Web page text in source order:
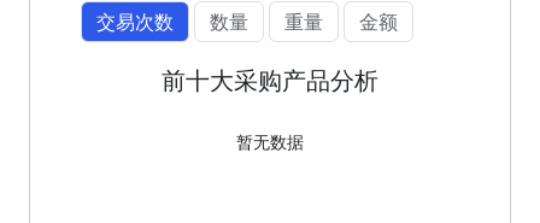
交易次数
数量 重量 金额
前十大采购产品分析
暂无数据